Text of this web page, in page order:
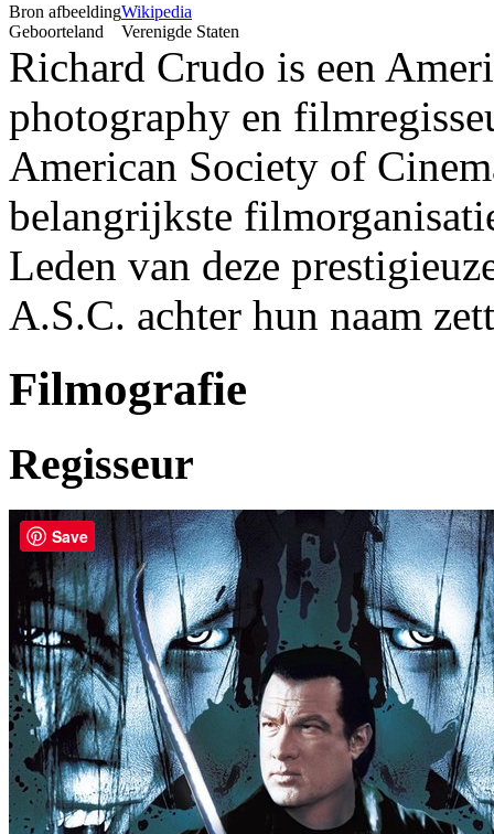
Bron afbeeldingWikipedia
Geboorteland
Verenigde Staten
Richard Crudo is een
photography en
American Society of
belangrijkste
Leden van deze
A.S.C. achter hun naam
Filmografie
Regisseur
Save